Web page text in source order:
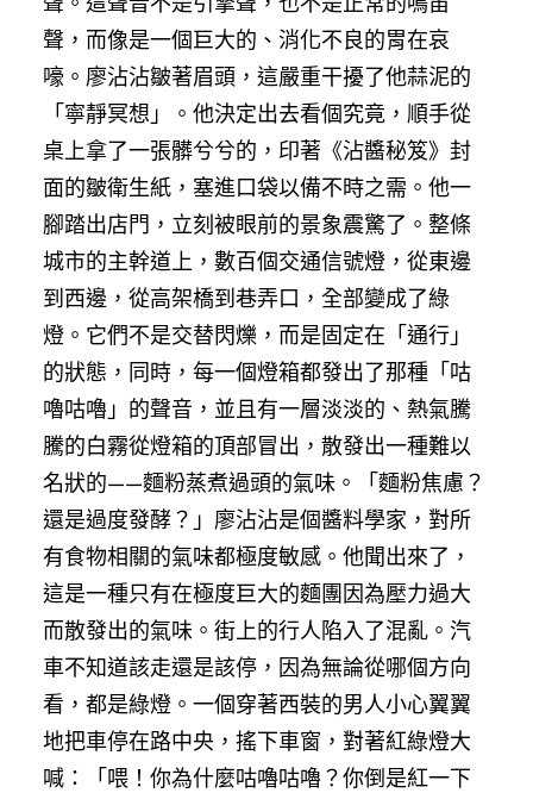
聲，而像是一個巨大的、消化不良的胃在哀
嚎。廖沾沾皺著眉頭，這嚴重干擾了他蒜泥的
「寧靜冥想」。他決定出去看個究竟，順手從
桌上拿了一張髒兮兮的，印著《沾醬秘笈》封
面的皺衛生紙，塞進口袋以備不時之需。他一
腳踏出店門，立刻被眼前的景象震驚了。整條
城市的主幹道上，數百個交通信號燈，從東邊
到西邊，從高架橋到巷弄口，全部變成了綠
燈。它們不是交替閃爍，而是固定在「通行」
的狀態，同時，每一個燈箱都發出了那種「咕
嚕咕嚕」的聲音，並且有一層淡淡的、熱氣騰
騰的白霧從燈箱的頂部冒出，散發出一種難以
名狀的——麵粉蒸煮過頭的氣味。「麵粉焦慮？
還是過度發酵？」廖沾沾是個醬料學家，對所
有食物相關的氣味都極度敏感。他聞出來了，
這是一種只有在極度巨大的麵團因為壓力過大
而散發出的氣味。街上的行人陷入了混亂。汽
車不知道該走還是該停，因為無論從哪個方向
看，都是綠燈。一個穿著西裝的男人小心翼翼
地把車停在路中央，搖下車窗，對著紅綠燈大
喊：「喂！你為什麼咕嚕咕嚕？你倒是紅一下